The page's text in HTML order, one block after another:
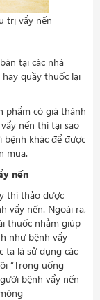
trị vẩy nến
tại các nhà
quầy thuốc lại
phẩm có giá thành
nến thì tại sao
khác để được
mua.
nến
thì thảo dược
vẩy nến. Ngoài ra,
thuốc nhằm giúp
như bệnh vẩy
ta là sử dụng các
“Trong uống –
bệnh vẩy nến